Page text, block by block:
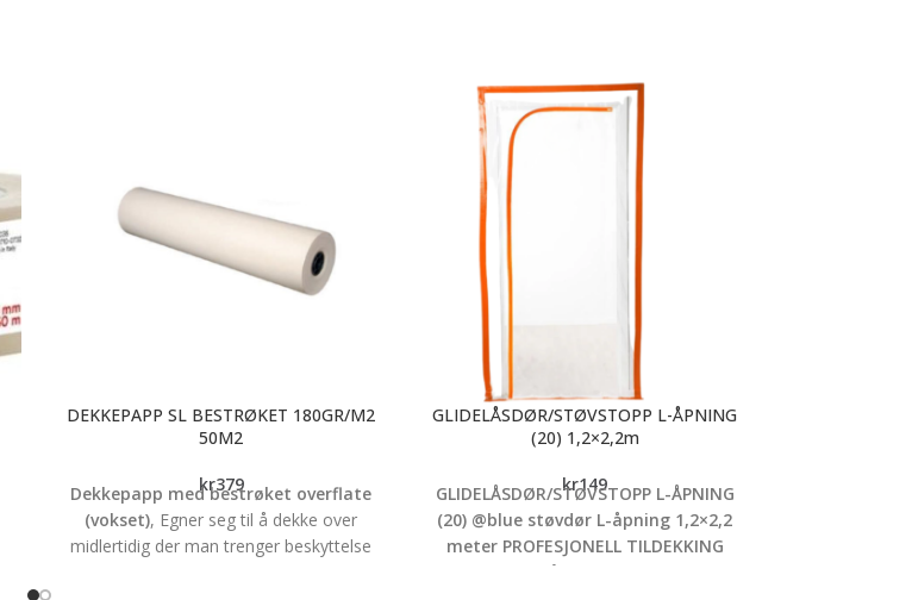
DEKKEPAPP SL BESTRØKET 180GR/M2
50M2
kr379
Dekkepapp med bestrøket overflate
(vokset), Egner seg til å dekke over
midlertidig der man trenger beskyttelse
GLIDELÅSDØR/STØVSTOPP L-ÅPNING
(20) 1,2×2,2m
kr149
GLIDELÅSDØR/STØVSTOPP L-ÅPNING
(20) @blue støvdør L-åpning 1,2×2,2
meter PROFESJONELL TILDEKKING
Støvdør med L-åpning er laget av HDPE-